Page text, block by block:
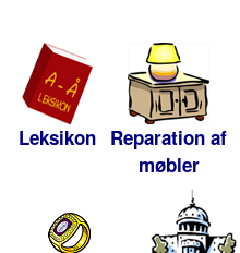
Leksikon Reparation af
møbler